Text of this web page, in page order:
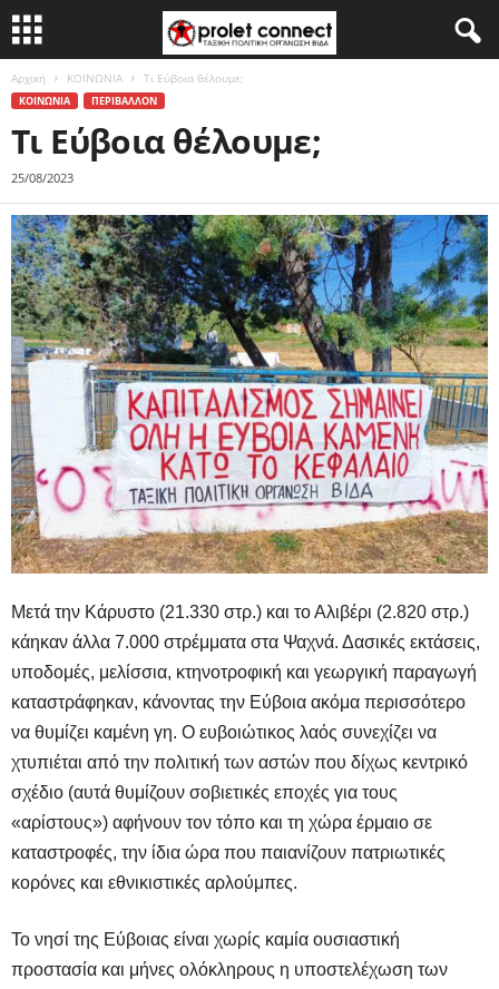
Αρχική ΚΟΙΝΩΝΙΑ Τι Εύβοια θέλουμε;
ΚΟΙΝΩΝΙΑ ΠΕΡΙΒΑΛΛΟΝ
Τι Εύβοια θέλουμε;
25/08/2023
Μετά την Κάρυστο (21.330 στρ.) και το Αλιβέρι (2.820 στρ.)
κάηκαν άλλα 7.000 στρέμματα στα Ψαχνά. Δασικές εκτάσεις,
υποδομές, μελίσσια, κτηνοτροφική και γεωργική παραγωγή
καταστράφηκαν, κάνοντας την Εύβοια ακόμα περισσότερο
να θυμίζει καμένη γη. Ο ευβοιώτικος λαός συνεχίζει να
χτυπιέται από την πολιτική των αστών που δίχως κεντρικό
σχέδιο (αυτά θυμίζουν σοβιετικές εποχές για τους
«αρίστους») αφήνουν τον τόπο και τη χώρα έρμαιο σε
καταστροφές, την ίδια ώρα που παιανίζουν πατριωτικές
κορόνες και εθνικιστικές αρλούμπες.
Το νησί της Εύβοιας είναι χωρίς καμία ουσιαστική
προστασία και μήνες ολόκληρους η υποστελέχωση των